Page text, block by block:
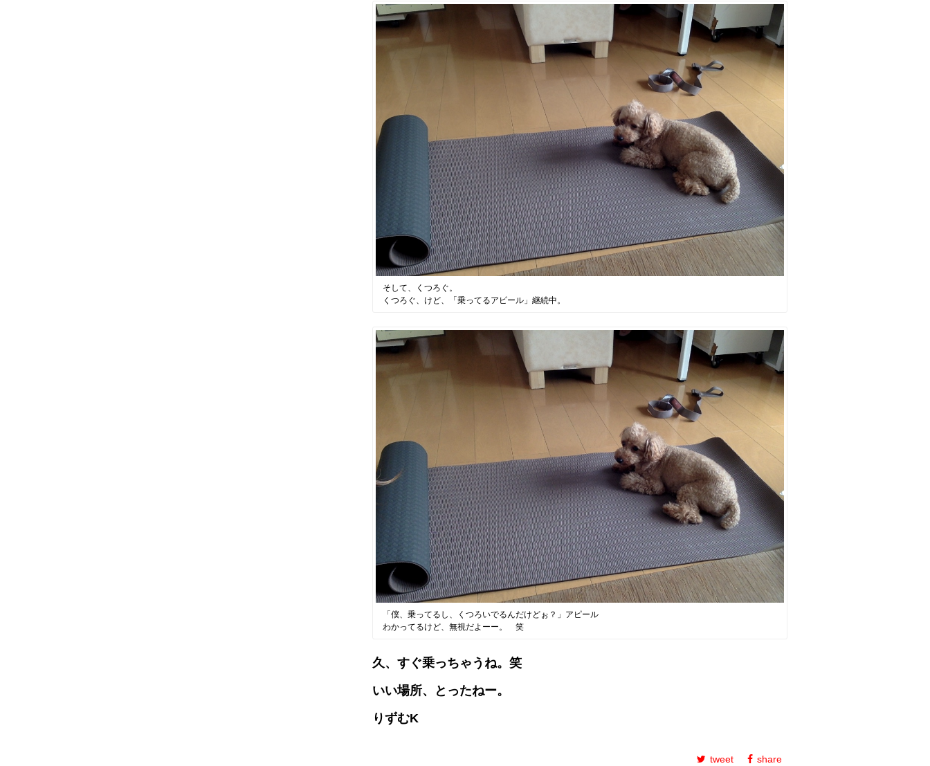
そして、くつろぐ。
くつろぐ、けど、「乗ってるアピール」継続中。
「僕、乗ってるし、くつろいでるんだけどぉ？」アピール
わかってるけど、無視だよーー。 笑
久、すぐ乗っちゃうね。笑
いい場所、とったねー。
りずむK
tweet share